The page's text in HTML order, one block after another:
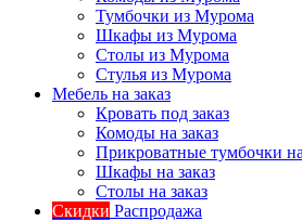
Тумбочки из Мурома
Шкафы из Мурома
Столы из Мурома
Стулья из Мурома
Мебель на заказ
Кровать под заказ
Комоды на заказ
Прикроватные тумбочки на
Шкафы на заказ
Столы на заказ
Скидки Распродажа